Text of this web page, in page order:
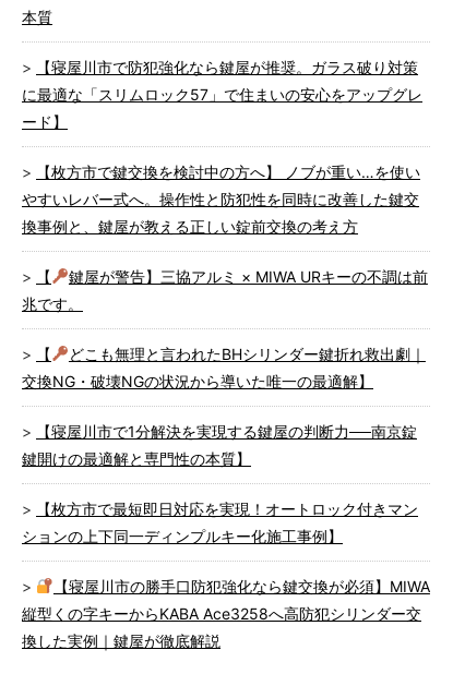
本質
【寝屋川市で防犯強化なら鍵屋が推奨。ガラス破り対策
に最適な「スリムロック57」で住まいの安心をアップグレ
ード】
【枚方市で鍵交換を検討中の方へ】 ノブが重い…を使い
やすいレバー式へ。操作性と防犯性を同時に改善した鍵交
換事例と、鍵屋が教える正しい錠前交換の考え方
【
鍵屋が警告】三協アルミ × MIWA URキーの不調は前
兆です。
【
どこも無理と言われたBHシリンダー鍵折れ救出劇｜
交換NG・破壊NGの状況から導いた唯一の最適解】
【寝屋川市で1分解決を実現する鍵屋の判断力──南京錠
鍵開けの最適解と専門性の本質】
【枚方市で最短即日対応を実現！オートロック付きマン
ションの上下同一ディンプルキー化施工事例】
【寝屋川市の勝手口防犯強化なら鍵交換が必須】MIWA
縦型くの字キーからKABA Ace3258へ高防犯シリンダー交
換した実例｜鍵屋が徹底解説